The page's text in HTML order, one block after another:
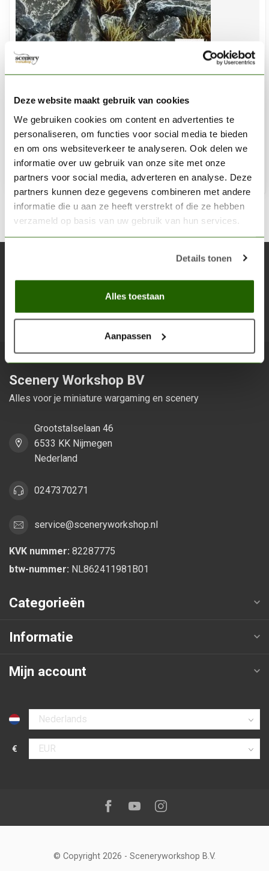
Deze website maakt gebruik van cookies
We gebruiken cookies om content en advertenties te
personaliseren, om functies voor social media te bieden
en om ons websiteverkeer te analyseren. Ook delen we
informatie over uw gebruik van onze site met onze
partners voor social media, adverteren en analyse. Deze
partners kunnen deze gegevens combineren met andere
informatie die u aan ze heeft verstrekt of die ze hebben
verzameld op basis van uw gebruik van hun services.
Details tonen
Alles toestaan
Aanpassen
Burned Tufts Wild Tuft 6mm - GG6-BUR
€5,40
Niet op voorraad
Blijf op de hoogte over onze laatste acties
Scenery Workshop BV
Alles voor je miniature wargaming en scenery
Grootstalselaan 46
6533 KK Nijmegen
Nederland
0247370271
service@sceneryworkshop.nl
KVK nummer: 82287775
btw-nummer: NL862411981B01
Categorieën
Informatie
Mijn account
Selecteer taal
€
Selecteer valuta
Volg ons op:Facebook
YoutubeInstagram
© Copyright 2026 - Sceneryworkshop B.V.